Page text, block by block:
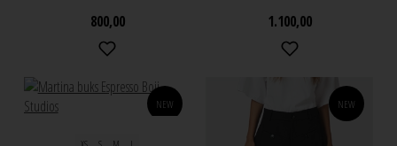
800,00
1.100,00
NEW NEW